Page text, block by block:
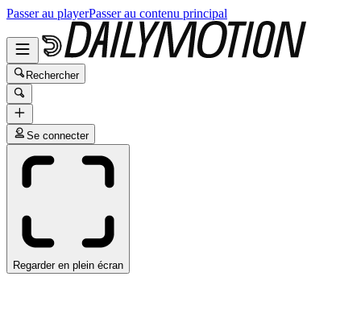
Passer au playerPasser au contenu principal
Rechercher
Se connecter
Regarder en plein écran